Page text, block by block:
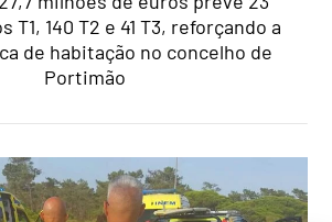
T1, 140 T2 e 41 T3, reforçando a
de habitação no concelho de
Portimão